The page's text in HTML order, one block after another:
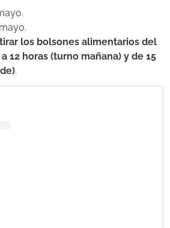
los bolsones alimentarios del
12 horas (turno mañana) y de 15
.